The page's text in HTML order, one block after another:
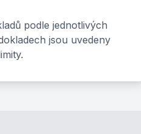
podle jednotlivých
jsou uvedeny